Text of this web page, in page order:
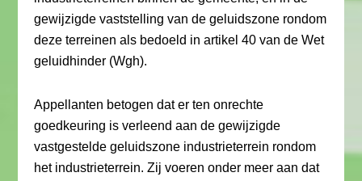
gewijzigde vaststelling van de geluidszone rondom
deze terreinen als bedoeld in artikel 40 van de Wet
geluidhinder (Wgh).
Appellanten betogen dat er ten onrechte
goedkeuring is verleend aan de gewijzigde
vastgestelde geluidszone industrieterrein rondom
het industrieterrein. Zij voeren onder meer aan dat